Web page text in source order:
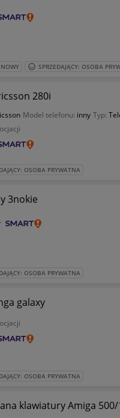
SPRZEDAJĄCY: OSOBA
280i
Model telefonu: inny Typ:
OSOBA PRYWATNA
3nokie
OSOBA PRYWATNA
galaxy
OSOBA PRYWATNA
klawiatury Amiga 500/